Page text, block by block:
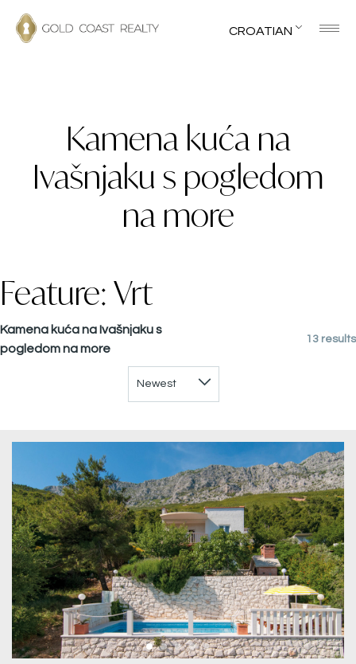
CROATIAN
Kamena kuća na
Ivašnjaku s pogledom
na more
Feature: Vrt
Kamena kuća na Ivašnjaku s
pogledom na more
13 results